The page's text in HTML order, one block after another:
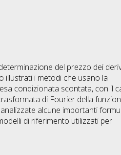
del prezzo dei
illustrati i metodi che usano la
condizionata scontata, con il
di Fourier della
alcune importanti
di riferimento utilizzati per